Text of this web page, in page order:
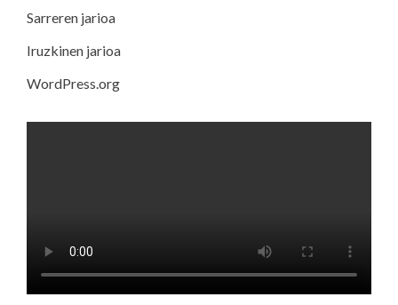
Sarreren jarioa
Iruzkinen jarioa
WordPress.org